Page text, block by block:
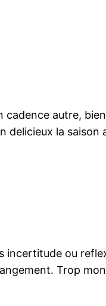
autre,
la saison
ou
Trop